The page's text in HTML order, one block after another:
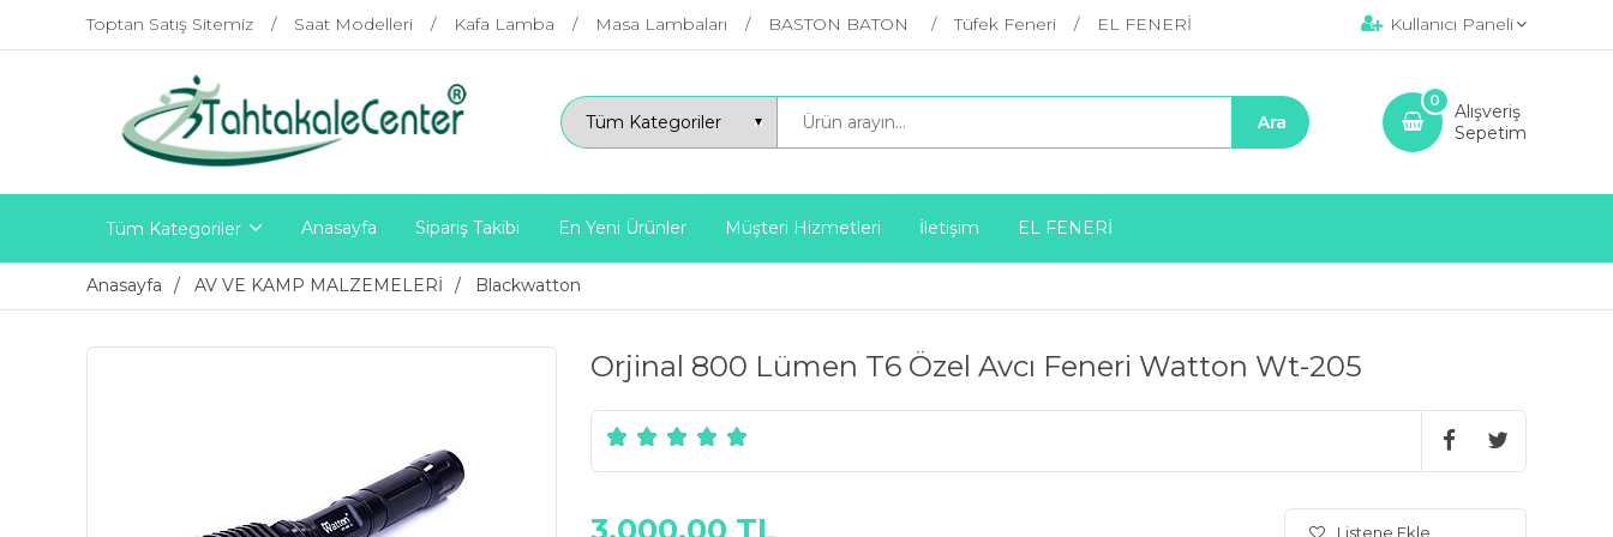
Toptan Satış Sitemiz Saat Modelleri Kafa Lamba Masa Lambaları BASTON BATON Tüfek Feneri EL FENERİ Kullanıcı Paneli
Alışveriş
Sepetim
0
Tüm Kategoriler Anasayfa Sipariş Takibi En Yeni Ürünler Müşteri Hizmetleri İletişim EL FENERİ
Anasayfa AV VE KAMP MALZEMELERİ Blackwatton
Orjinal 800 Lümen T6 Özel Avcı Feneri Watton Wt-205
Listene Ekle